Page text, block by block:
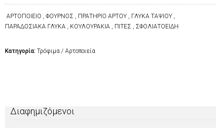
ΑΡΤΟΠΟΙΕΙΟ , ΦΟΥΡΝΟΣ , ΠΡΑΤΗΡΙΟ ΑΡΤΟΥ , ΓΛΥΚΑ ΤΑΨΙΟΥ ,
ΠΑΡΑΔΟΣΙΑΚΑ ΓΛΥΚΑ , ΚΟΥΛΟΥΡΑΚΙΑ , ΠΙΤΕΣ , ΣΦΟΛΙΑΤΟΕΙΔΗ
Κατηγορία: Τρόφιμα / Αρτοποιεία
Διαφημιζόμενοι